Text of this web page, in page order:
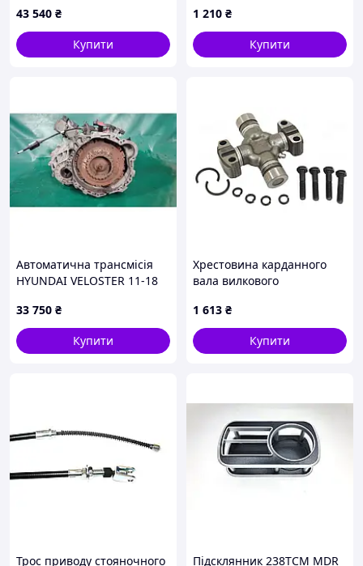
43 540 ₴
Купити
1 210 ₴
Купити
Автоматична трансмісія
HYUNDAI VELOSTER 11-18
33 750 ₴
Купити
Хрестовина карданного
вала вилкового
37201-23320-71
1 613 ₴
Купити
Трос приводу стояночного Підсклянник 238TCM MDR